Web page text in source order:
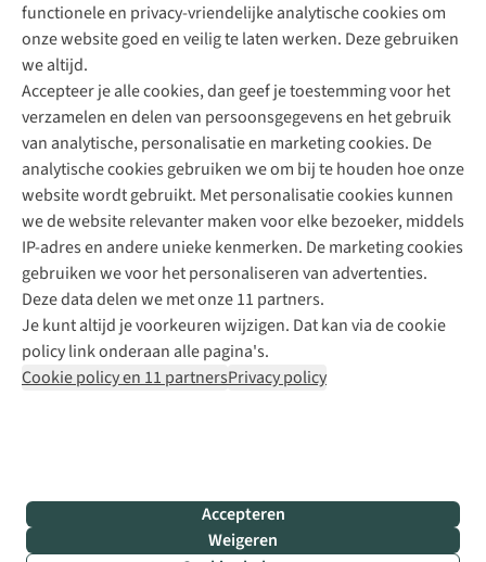
functionele en privacy-vriendelijke analytische cookies om
onze website goed en veilig te laten werken. Deze gebruiken
we altijd.
Accepteer je alle cookies, dan geef je toestemming voor het
verzamelen en delen van persoonsgegevens en het gebruik
van analytische, personalisatie en marketing cookies. De
analytische cookies gebruiken we om bij te houden hoe onze
website wordt gebruikt. Met personalisatie cookies kunnen
we de website relevanter maken voor elke bezoeker, middels
IP-adres en andere unieke kenmerken. De marketing cookies
gebruiken we voor het personaliseren van advertenties.
Deze data delen we met onze 11 partners.
Je kunt altijd je voorkeuren wijzigen. Dat kan via de cookie
policy link onderaan alle pagina's.
Cookie policy en 11 partnersPrivacy policy
Accepteren
Weigeren
Direct advies van een Buitenexpert
+31 (0)85 888 50 88
+31 6 12 28 49 80
Contactformulier
Bever
B.V.